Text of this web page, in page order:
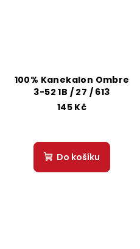
100% Kanekalon Ombre
3-52 1B / 27 / 613
145 Kč
Do košíku